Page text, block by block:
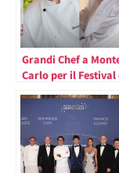
Grandi Chef a
Carlo per il Festival